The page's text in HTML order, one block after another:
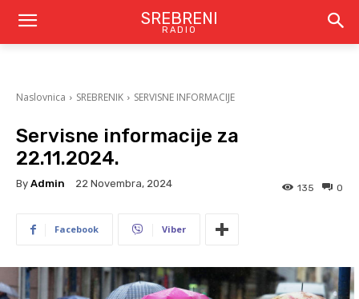
SREBRENI
RADIO
Naslovnica SREBRENIK SERVISNE INFORMACIJE
Servisne informacije za
22.11.2024.
By Admin 22 Novembra, 2024 0
135
Facebook Viber